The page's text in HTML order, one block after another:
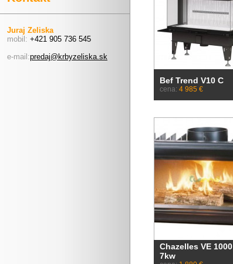
Juraj Zeliska
mobil: +421 905 736 545
e-mail:predaj@krbyzeliska.sk
Bef Trend V10 C
cena: 4 985 €
Chazelles VE 1000
7kw